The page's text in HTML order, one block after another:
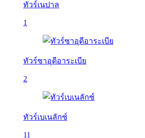
ทัวร์เนปาล
1
ทัวร์ซาอุดีอาระเบีย
2
ทัวร์เบเนลักซ์
11